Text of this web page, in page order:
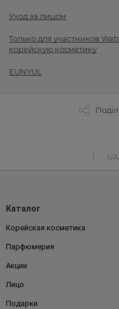
Уход за лицом
Только для участников
корейскую косметику
EUNYUL
UA
Каталог
Корейская косметика
Парфюмерия
Акции
Лицо
Подарки